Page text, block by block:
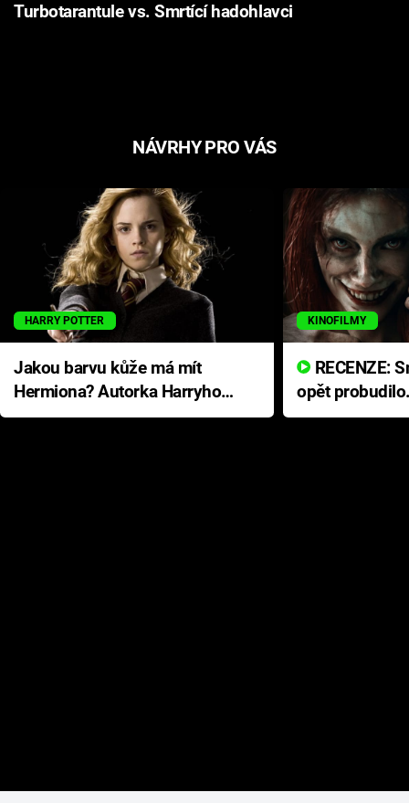
Turbotarantule vs. Smrtící hadohlavci
NÁVRHY PRO VÁS
HARRY POTTER
Jakou barvu kůže má mít
Hermiona? Autorka Harryho
Pottera přišla s ráznou
KINOFILMY
opět
přichází s